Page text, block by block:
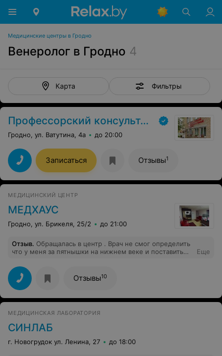
Медицинские центры в Гродно
Венеролог в Гродно 4
Карта Фильтры
Профессорский консультативный центр г. Гродно
Гродно, ул. Ватутина, 4а до 20:00
Записаться Отзывы1
МЕДИЦИНСКИЙ ЦЕНТР
МЕДХАУС
Гродно, ул. Брикеля, 25/2 до 21:00
Отзыв. Обращалась в центр . Врач не смог определить
что у меня за пятнышки на нижнем веке и поставить
(повышенный холестерин), результаты соскоба
(кожного клеща не обнаружено) и визуального
осмотра он решил, что у меня ксантелазма - . (плоская
ксантома век) —образование, проявляющееся в виде
бляшек желтоватого цвета, немного возвышающихся
меня и близко там нет. И врач вроде сделал свою
работу, порекомендовав обратиться к терапевту,
который будет разбираться с моим холестирином,
назначив мне статины
Еще
Отзывы10
МЕДИЦИНСКАЯ ЛАБОРАТОРИЯ
СИНЛАБ
г. Новогрудок ул. Ленина, 27 до 18:00